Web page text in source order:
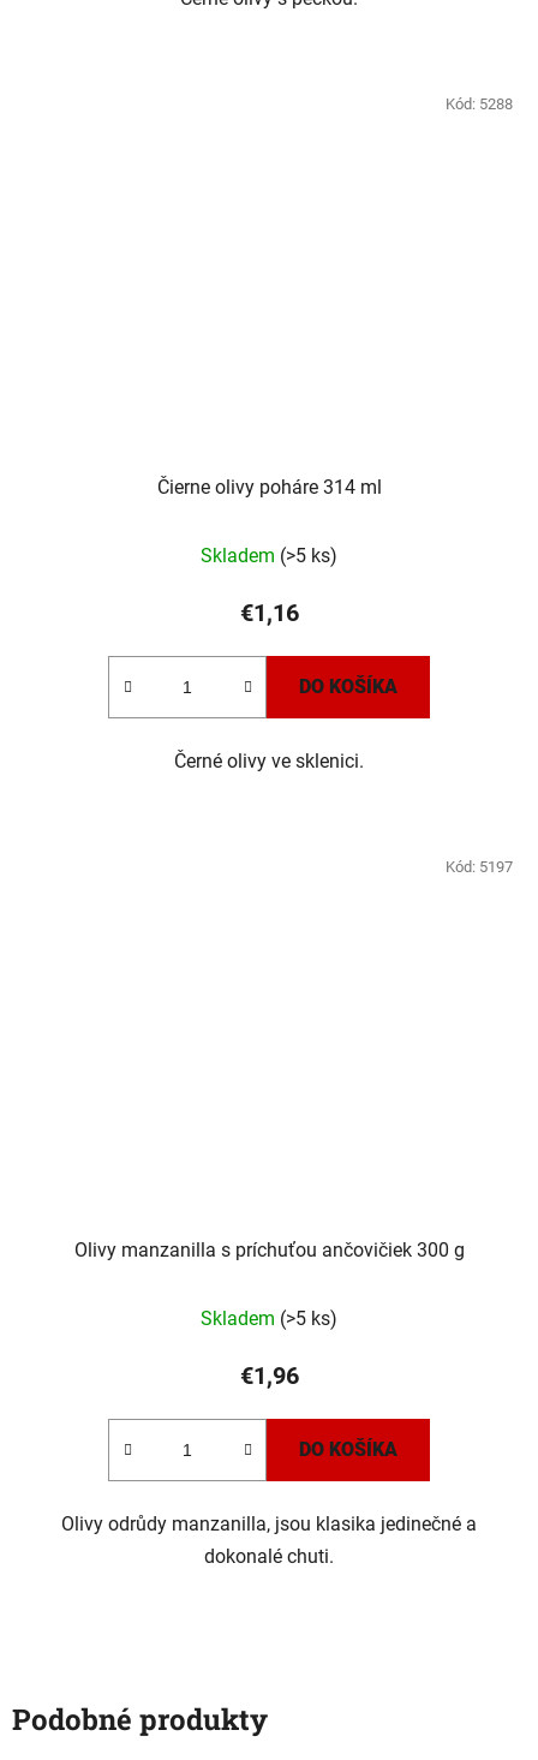
Čierne olivy poháre 314 ml
Skladem (>5 ks)
€1,16
DO KOŠÍKA
Černé olivy ve sklenici.
Kód: 5288
Olivy manzanilla s príchuťou ančovičiek 300 g
Skladem (>5 ks)
€1,96
DO KOŠÍKA
Olivy odrůdy manzanilla, jsou klasika jedinečné a
dokonalé chuti.
Kód: 5197
Podobné produkty